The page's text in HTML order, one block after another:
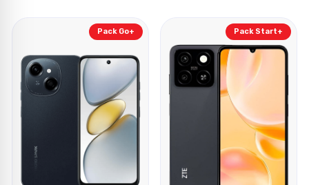
Pack Go+ Pack Start+